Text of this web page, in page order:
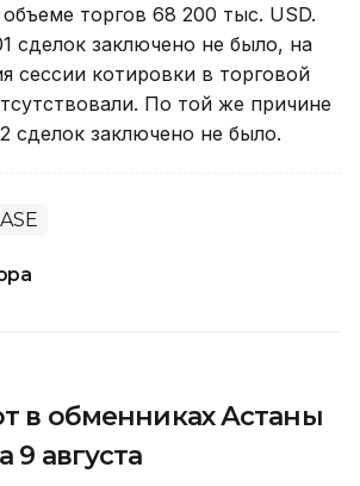
торгов 68 200 тыс. USD.
сделок заключено не было, на
сессии котировки в торговой
По той же причине
сделок заключено не было.
в обменниках Астаны
9 августа